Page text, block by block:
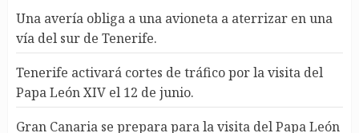
Una avería obliga a una avioneta a aterrizar en una
vía del sur de Tenerife.
Tenerife activará cortes de tráfico por la visita del
Papa León XIV el 12 de junio.
Gran Canaria se prepara para la visita del Papa León